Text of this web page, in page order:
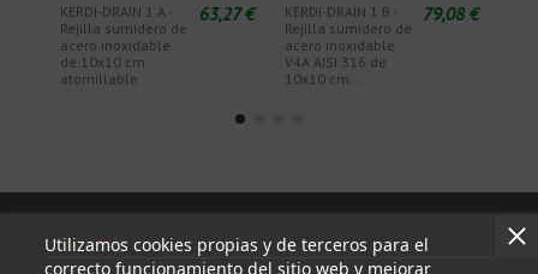
KERDI-DRAIN 1 A -
Rejilla sumidero de
acero inoxidable
de 10x10 cm
atornillable
63,27 €
KERDI-DRAIN 1 B -
Rejilla sumidero de
acero inoxidable
V4A AISI 316 de
10x10 cm...
79,08 €
Utilizamos cookies propias y de terceros para el
correcto funcionamiento del sitio web y mejorar
Información